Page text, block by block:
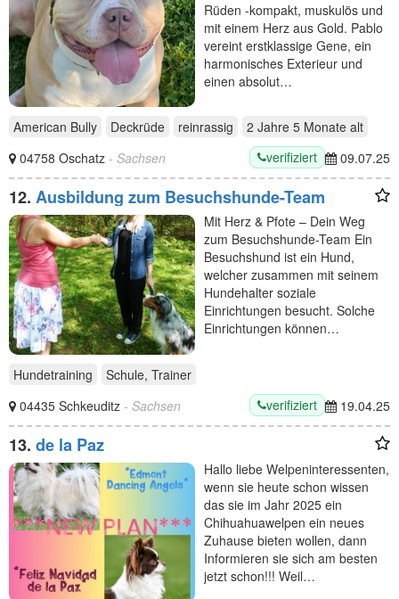
Rüden -kompakt, muskulös und
mit einem Herz aus Gold. Pablo
vereint erstklassige Gene, ein
harmonisches Exterieur und
einen absolut…
American Bully Deckrüde reinrassig 2 Jahre 5 Monate alt
04758 Oschatz - Sachsen verifiziert 09.07.25
12. Ausbildung zum Besuchshunde-Team
Mit Herz & Pfote – Dein Weg
zum Besuchshunde-Team Ein
Besuchshund ist ein Hund,
welcher zusammen mit seinem
Hundehalter soziale
Einrichtungen besucht. Solche
Einrichtungen können…
Hundetraining
Schule, Trainer
04435 Schkeuditz - Sachsen verifiziert 19.04.25
13. de la Paz
Hallo liebe Welpeninteressenten,
wenn sie heute schon wissen
das sie im Jahr 2025 ein
Chihuahuawelpen ein neues
Zuhause bieten wollen, dann
Informieren sie sich am besten
jetzt schon!!! Weil…